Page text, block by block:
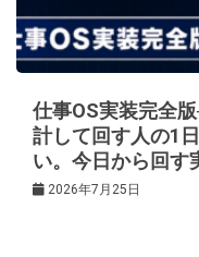
仕事OS実装完全
計して回す人の1
い。今日から回す
2026年7月25日